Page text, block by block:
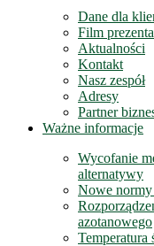
Dane dla
Film
Aktualności
Kontakt
Nasz zespół
Adresy
Partner
Ważne informacje
Wycofanie
alternatywy
Nowe normy
azotanowego